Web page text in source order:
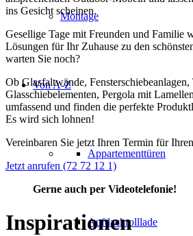
Montage
Von A-Z
Appartementtüren
Aufdachrolllade
ins Gesicht scheinen.
Gesellige Tage mit Freunden und Familie
Lösungen für Ihr Zuhause zu den
warten Sie noch?
Ob Glasfaltwände, Fensterschiebeanlagen,
Glasschiebelementen, Pergola mit
umfassend und finden die perfekte
Es wird sich lohnen!
Vereinbaren Sie jetzt Ihren Termin für
Jetzt anrufen (72 72 12 1)
Gerne auch per Videotelefonie!
Inspirationen